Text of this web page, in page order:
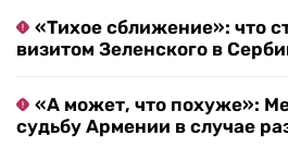
«Тихое сближение»: что
визитом Зеленского в
«А может, что похуже»:
судьбу Армении в случае